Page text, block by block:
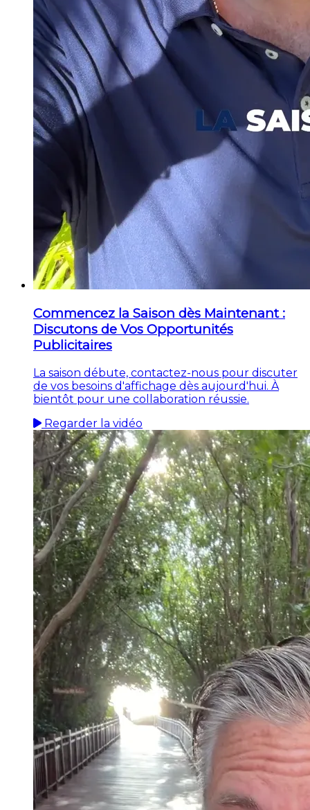
Commencez la Saison dès Maintenant :
Discutons de Vos Opportunités
Publicitaires
La saison débute, contactez-nous pour discuter
de vos besoins d'affichage dès aujourd'hui. À
bientôt pour une collaboration réussie.
Regarder la vidéo